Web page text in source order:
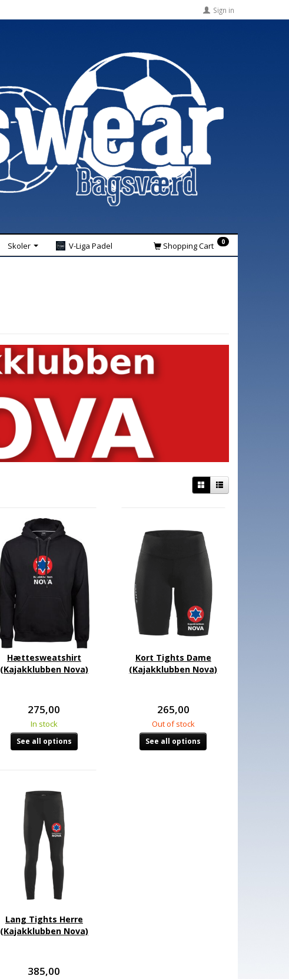
Sign in
Skoler V-Liga Padel Shopping Cart 0
Hættesweatshirt
(Kajakklubben Nova)
275,00
In stock
See all options
Kort Tights Dame
(Kajakklubben Nova)
265,00
Out of stock
See all options
Lang Tights Herre
(Kajakklubben Nova)
385,00